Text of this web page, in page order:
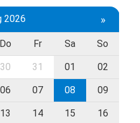
2026 »
Do Fr Sa So
30 31 01 02
06 07 08 09
13 14 15 16